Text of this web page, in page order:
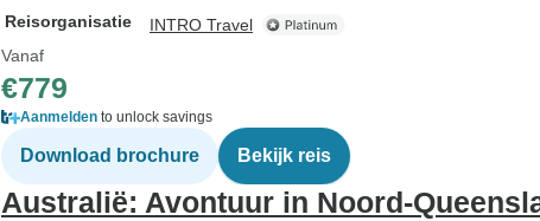
Reisorganisatie
INTRO Travel
Vanaf
€779
Aanmelden to unlock savings
Download brochure Bekijk reis
Australië: Avontuur in Noord-